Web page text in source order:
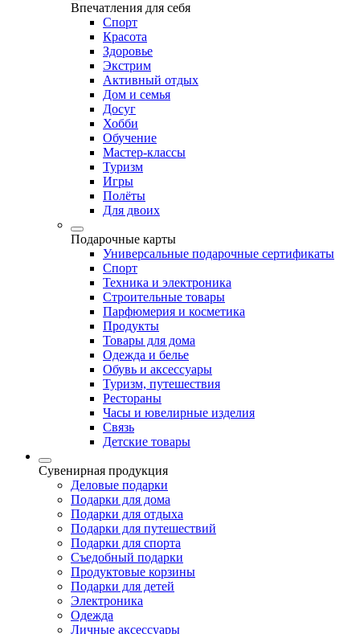
Впечатления для себя
Спорт
Красота
Здоровье
Экстрим
Активный отдых
Дом и семья
Досуг
Хобби
Обучение
Мастер-классы
Туризм
Игры
Полёты
Для двоих
Подарочные карты
Универсальные подарочные сертификаты
Спорт
Техника и электроника
Строительные товары
Парфюмерия и косметика
Продукты
Товары для дома
Одежда и белье
Обувь и аксессуары
Туризм, путешествия
Рестораны
Часы и ювелирные изделия
Связь
Детские товары
Сувенирная продукция
Деловые подарки
Подарки для дома
Подарки для отдыха
Подарки для путешествий
Подарки для спорта
Съедобный подарки
Продуктовые корзины
Подарки для детей
Электроника
Одежда
Личные аксессуары